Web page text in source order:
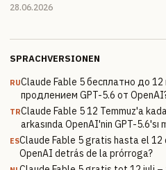
28.06.2026
SPRACHVERSIONEN
RUClaude Fable 5 бесплатно до
продлением GPT-5.6 от
TRClaude Fable 5 12 Temmuz'a
arkasında OpenAI'nin GPT-5.6'sı
ESClaude Fable 5 gratis hasta el 12
OpenAI detrás de la prórroga?